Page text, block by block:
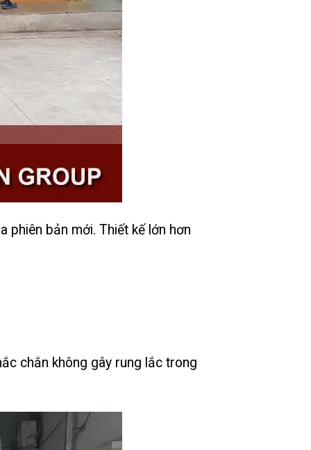
phiên bản mới. Thiết kế lớn hơn
chắn không gây rung lắc trong